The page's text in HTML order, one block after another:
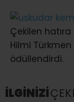
Çekilen
Hilmi Türkmen
ödüllendirdi.
İLGİNİZİ